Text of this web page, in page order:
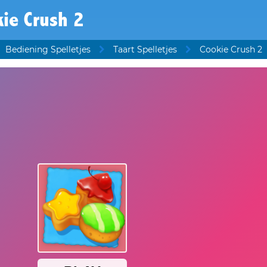
Crush 2
Bediening Spelletjes Taart Spelletjes Cookie Crush 2